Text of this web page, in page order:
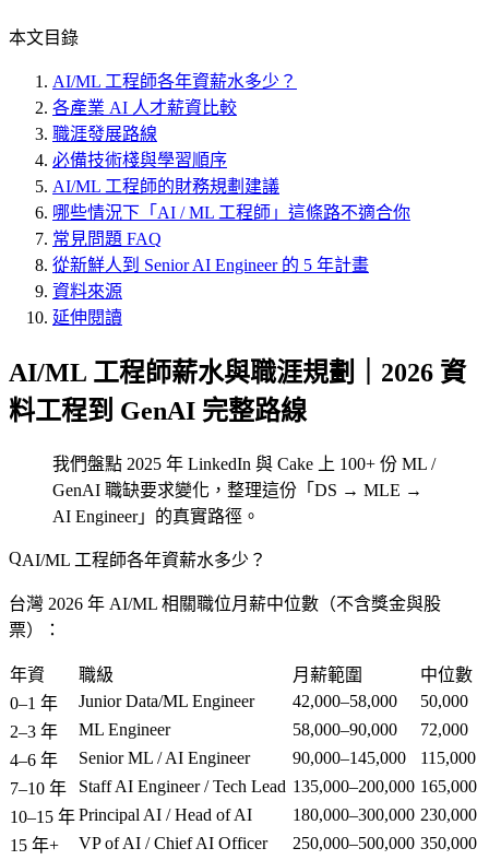
本文目錄
AI/ML 工程師各年資薪水多少？
各產業 AI 人才薪資比較
職涯發展路線
必備技術棧與學習順序
AI/ML 工程師的財務規劃建議
哪些情況下「AI / ML 工程師」這條路不適合你
常見問題 FAQ
從新鮮人到 Senior AI Engineer 的 5 年計畫
資料來源
延伸閱讀
AI/ML 工程師薪水與職涯規劃｜2026 資
料工程到 GenAI 完整路線
我們盤點 2025 年 LinkedIn 與 Cake 上 100+ 份 ML /
GenAI 職缺要求變化，整理這份「DS → MLE →
AI Engineer」的真實路徑。
AI/ML 工程師各年資薪水多少？
台灣 2026 年 AI/ML 相關職位月薪中位數（不含獎金與股
票）：
年資 職級 月薪範圍
中位數
0–1 年
Junior Data/ML Engineer 42,000–58,000
50,000
2–3 年
ML Engineer 58,000–90,000
72,000
4–6 年
Senior ML / AI Engineer 90,000–145,000
115,000
7–10 年
Staff AI Engineer / Tech Lead 135,000–200,000 165,000
10–15 年Principal AI / Head of AI 180,000–300,000 230,000
15 年+
VP of AI / Chief AI Officer 250,000–500,000 350,000